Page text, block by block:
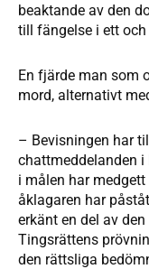
beaktande av den
till fängelse i ett och
En fjärde man som
mord, alternativt
– Bevisningen har
chattmeddelanden
i målen har
åklagaren har
erkänt en del av
Tingsrättens
den rättsliga